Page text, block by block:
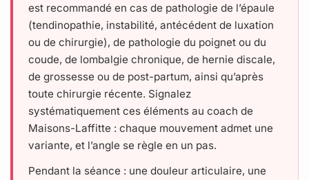
est recommandé en cas de pathologie de l’épaule
(tendinopathie, instabilité, antécédent de luxation
ou de chirurgie), de pathologie du poignet ou du
coude, de lombalgie chronique, de hernie discale,
de grossesse ou de post-partum, ainsi qu’après
toute chirurgie récente. Signalez
systématiquement ces éléments au coach de
Maisons-Laffitte : chaque mouvement admet une
variante, et l’angle se règle en un pas.
Pendant la séance : une douleur articulaire, une